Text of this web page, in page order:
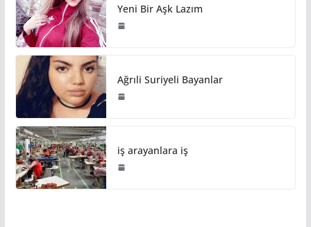
Yeni Bir Aşk Lazım
Ağrıli Suriyeli Bayanlar
iş arayanlara iş